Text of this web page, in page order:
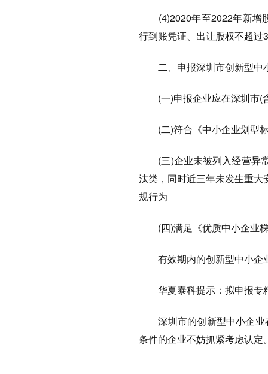
(4)2020年至2022年新增
行到账凭证、出让股权不超过
二、申报深圳市创新型中
(一)申报企业应在深圳市(
(二)符合《中小企业划型
(三)企业未被列入经营异常
汰类，同时近三年未发生重
规行为
(四)满足《优质中小企业梯
有效期内的创新型中小企
华夏泰科提示：拟申报专
深圳市的创新型中小企业
条件的企业不妨抓紧考虑认